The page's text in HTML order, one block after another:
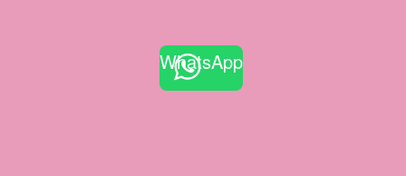
WhatsApp